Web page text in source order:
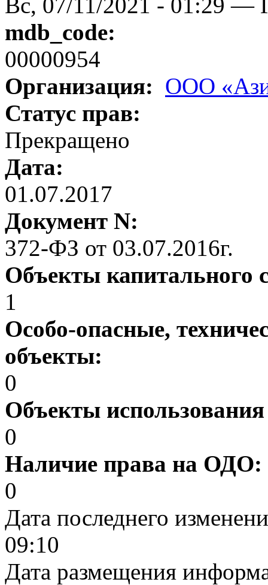
mdb_code:
00000954
Организация: ООО
Статус прав:
Прекращено
Дата:
01.07.2017
Документ N:
372-ФЗ от 03.07.2016г.
Объекты капитального
1
Особо-опасные,
объекты:
0
Объекты
0
Наличие права на ОДО:
0
Дата последнего
09:10
Дата размещения